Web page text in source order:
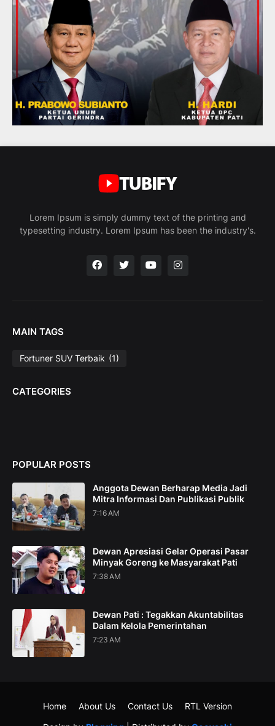
Lorem Ipsum is simply dummy text of the printing and
typesetting industry. Lorem Ipsum has been the industry's.
MAIN TAGS
Fortuner SUV Terbaik (1)
CATEGORIES
POPULAR POSTS
Anggota Dewan Berharap Media Jadi
Mitra Informasi Dan Publikasi Publik
7:16 AM
Dewan Apresiasi Gelar Operasi Pasar
Minyak Goreng ke Masyarakat Pati
7:38 AM
Dewan Pati : Tegakkan Akuntabilitas
Dalam Kelola Pemerintahan
7:23 AM
Home About Us Contact Us RTL Version